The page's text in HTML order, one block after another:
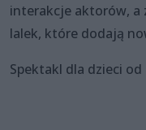
interakcje aktorów, a
lalek, które dodają
Spektakl dla dzieci od